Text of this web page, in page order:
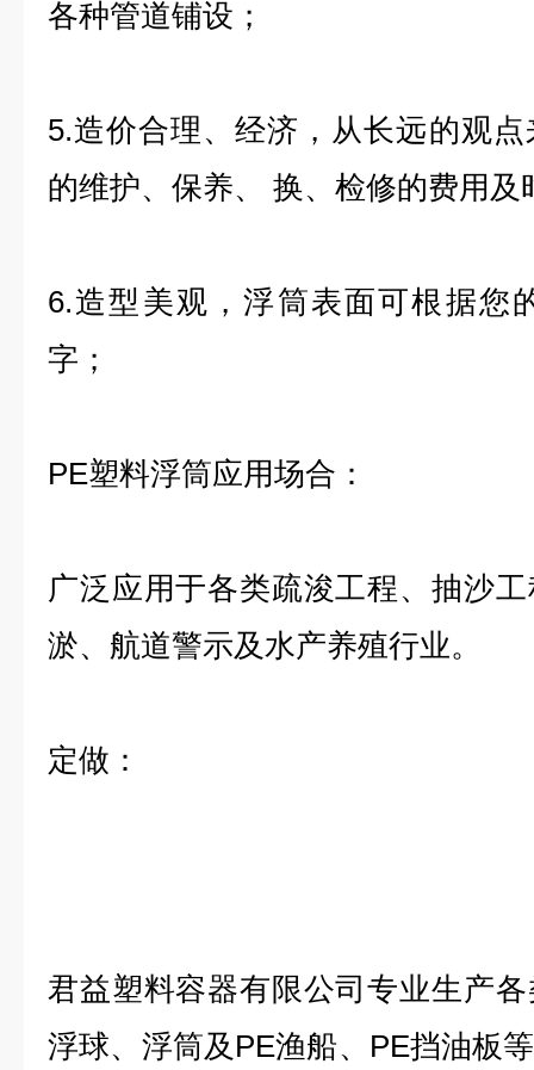
各种管道铺设；
5.造价合理、经济，从长远的观
的维护、保养、 换、检修的费用及
6.造型美观，浮筒表面可根据您
字；
PE塑料浮筒应用场合：
广泛应用于各类疏浚工程、抽沙
淤、航道警示及水产养殖行业。
定做：
君益塑料容器有限公司专业生产
浮球、浮筒及PE渔船、PE挡油板